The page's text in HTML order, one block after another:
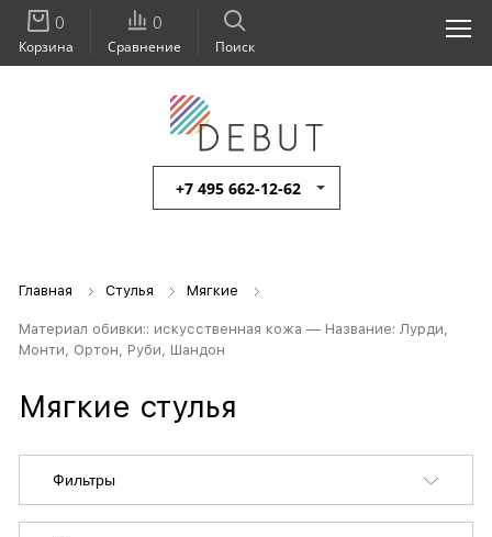
+7 495 662-12-62
Поиск
0
Сравнение
0
Корзина
Главная Стулья Мягкие
Материал обивки:: искусственная кожа — Название: Лурди,
Монти, Ортон, Руби, Шандон
Мягкие стулья
Фильтры